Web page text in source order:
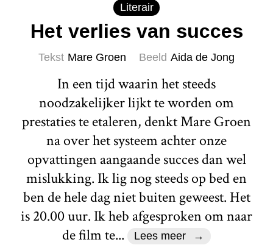
Literair
Het verlies van succes
Tekst Mare Groen Beeld Aida de Jong
In een tijd waarin het steeds
noodzakelijker lijkt te worden om
prestaties te etaleren, denkt Mare Groen
na over het systeem achter onze
opvattingen aangaande succes dan wel
mislukking. Ik lig nog steeds op bed en
ben de hele dag niet buiten geweest. Het
is 20.00 uur. Ik heb afgesproken om naar
de film te...
Lees meer